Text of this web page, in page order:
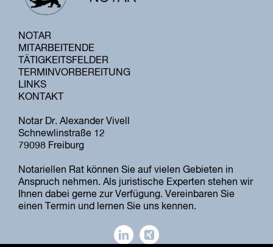
NOTAR
MITARBEITENDE
TÄTIGKEITSFELDER
TERMINVORBEREITUNG
LINKS
KONTAKT
Notar Dr. Alexander Vivell
Schnewlinstraße 12
79098 Freiburg
Notariellen Rat können Sie auf vielen Gebieten in
Anspruch nehmen. Als juristische Experten stehen wir
Ihnen dabei gerne zur Verfügung. Vereinbaren Sie
einen Termin und lernen Sie uns kennen.